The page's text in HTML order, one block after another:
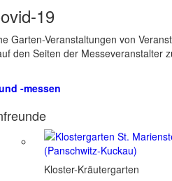
19
Garten-Veranstaltungen von
den Seiten der Messeveranstalter
-messen
Kloster-Kräutergarten